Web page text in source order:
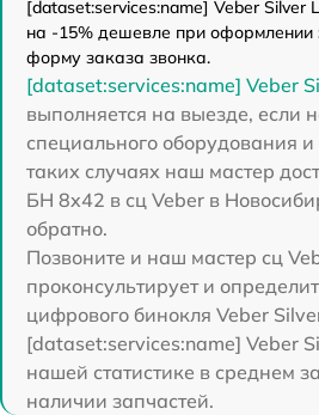
[dataset:services:name] Veber Silver
на -15% дешевле при оформлении
форму заказа звонка.
[dataset:services:name] Veber
выполняется на выезде, если
специального оборудования
таких случаях наш мастер
БН 8x42 в сц Veber в
обратно.
Позвоните и наш мастер сц
проконсультирует и
цифрового бинокля Veber
[dataset:services:name] Veber
нашей статистике в среднем
наличии запчастей.